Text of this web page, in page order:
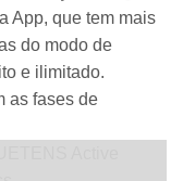
App, que tem mais
do modo de
e ilimitado.
as fases de